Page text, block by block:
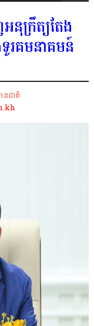
ក្រឹត្យតែង
រគមនាគមន៍
នជាតិ